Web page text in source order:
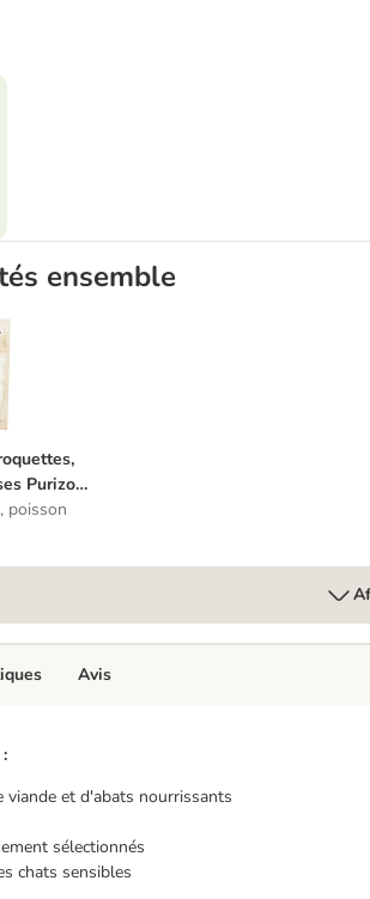
ensemble
boîtes et friandises Purizon pour chat
Purizon
poisson
viande et d'abats nourrissants
sélectionnés
chats sensibles
Avis